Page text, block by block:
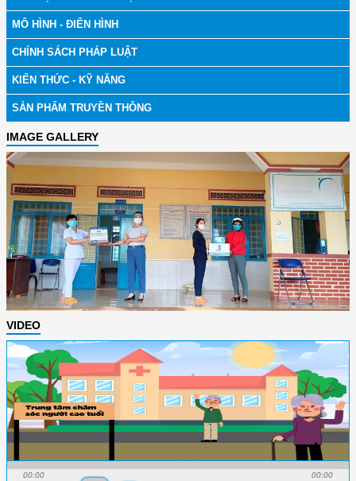
MÔ HÌNH - ĐIỂN HÌNH
CHÍNH SÁCH PHÁP LUẬT
KIẾN THỨC - KỸ NĂNG
SẢN PHẨM TRUYỀN THÔNG
IMAGE GALLERY
VIDEO
00:00 00:00